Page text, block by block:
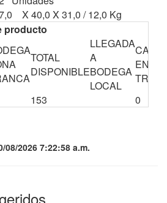
X 40,0 X 31,0 / 12,0 Kg
producto
TOTAL
DISPONIBLE
LLEGADA
A
BODEGA
LOCAL
EN
153 0
08/2026 7:22:58 a.m.